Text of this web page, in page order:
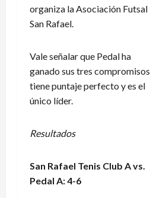
organiza la Asociación Futsal
San Rafael.
Vale señalar que Pedal ha
ganado sus tres compromisos,
tiene puntaje perfecto y es el
único líder.
Resultados
San Rafael Tenis Club A vs.
Pedal A: 4-6